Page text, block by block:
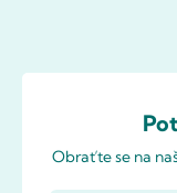
Obraťte se na